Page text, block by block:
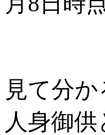
見て分
人身御